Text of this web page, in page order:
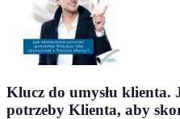
Klucz do umysłu klienta.
potrzeby Klienta, aby